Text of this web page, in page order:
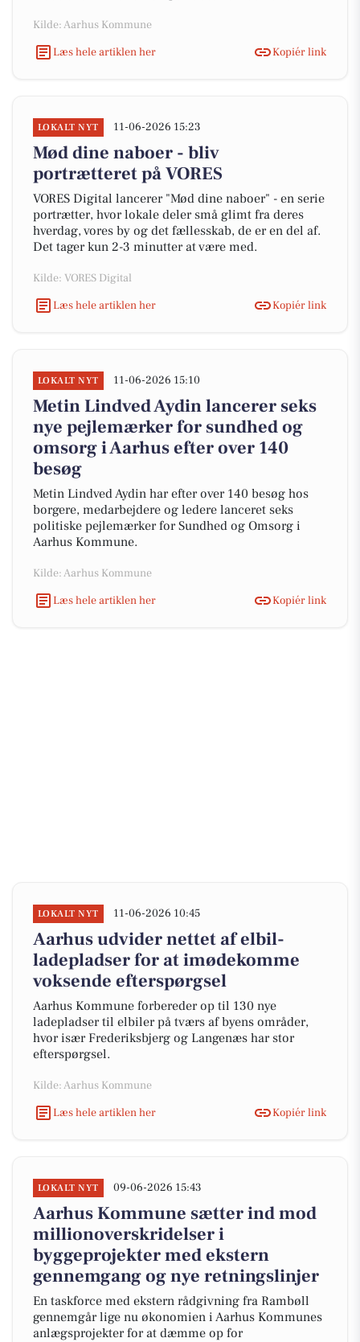
Kilde: Aarhus Kommune
Læs hele artiklen her
Kopiér link
LOKALT NYT 11-06-2026 15:23
Mød dine naboer - bliv
portrætteret på VORES
VORES Digital lancerer "Mød dine naboer" - en serie
portrætter, hvor lokale deler små glimt fra deres
hverdag, vores by og det fællesskab, de er en del af.
Det tager kun 2-3 minutter at være med.
Kilde: VORES Digital
Læs hele artiklen her
Kopiér link
LOKALT NYT 11-06-2026 15:10
Metin Lindved Aydin lancerer seks
nye pejlemærker for sundhed og
omsorg i Aarhus efter over 140
besøg
Metin Lindved Aydin har efter over 140 besøg hos
borgere, medarbejdere og ledere lanceret seks
politiske pejlemærker for Sundhed og Omsorg i
Aarhus Kommune.
Kilde: Aarhus Kommune
Læs hele artiklen her
Kopiér link
LOKALT NYT 11-06-2026 10:45
Aarhus udvider nettet af elbil-
ladepladser for at imødekomme
voksende efterspørgsel
Aarhus Kommune forbereder op til 130 nye
ladepladser til elbiler på tværs af byens områder,
hvor især Frederiksbjerg og Langenæs har stor
efterspørgsel.
Kilde: Aarhus Kommune
Læs hele artiklen her
Kopiér link
LOKALT NYT 09-06-2026 15:43
Aarhus Kommune sætter ind mod
millionoverskridelser i
byggeprojekter med ekstern
gennemgang og nye retningslinjer
En taskforce med ekstern rådgivning fra Rambøll
gennemgår lige nu økonomien i Aarhus Kommunes
anlægsprojekter for at dæmme op for